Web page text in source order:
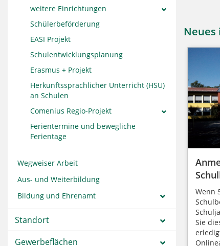
weitere Einrichtungen
Schülerbeförderung
EASI Projekt
Schulentwicklungsplanung
Erasmus + Projekt
Herkunftssprachlicher Unterricht (HSU)
an Schulen
Comenius Regio-Projekt
Ferientermine und bewegliche
Ferientage
Wegweiser Arbeit
Aus- und Weiterbildung
Bildung und Ehrenamt
Standort
Gewerbeflächen
Neues
Wenn
Sie